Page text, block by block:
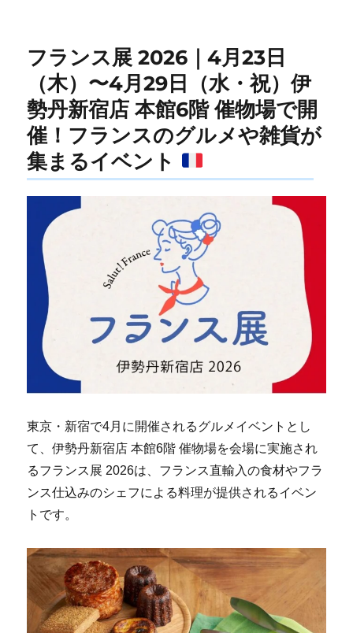
フランス展 2026｜4月23日
（木）〜4月29日（水・祝）伊
勢丹新宿店 本館6階 催物場で開
催！フランスのグルメや雑貨が
集まるイベント
東京・新宿で4月に開催されるグルメイベントとし
て、伊勢丹新宿店 本館6階 催物場を会場に実施され
るフランス展 2026は、フランス直輸入の食材やフラ
ンス仕込みのシェフによる料理が提供されるイベン
トです。